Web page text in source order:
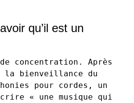
qu’il est un
concentration. Après
la bienveillance du
pour cordes, un
« une musique qui